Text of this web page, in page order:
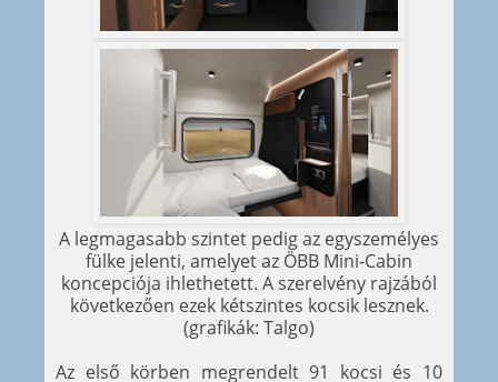
A legmagasabb szintet pedig az egyszemélyes
fülke jelenti, amelyet az ÖBB Mini-Cabin
koncepciója ihlethetett. A szerelvény rajzából
következően ezek kétszintes kocsik lesznek.
(grafikák: Talgo)
Az első körben megrendelt 91 kocsi és 10